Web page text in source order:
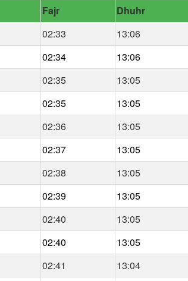
Fajr Dhuhr
02:33 13:06
02:34 13:06
02:35 13:05
02:35 13:05
02:36 13:05
02:37 13:05
02:38 13:05
02:39 13:05
02:40 13:05
02:40 13:05
02:41 13:04